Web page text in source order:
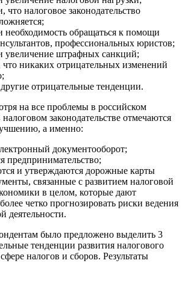
что налоговое законодательство
необходимость обращаться к помощи
профессиональных юристов;
увеличение штрафных санкций;
что никаких отрицательных изменений
отрицательные тенденции.
на все проблемы в российском
налоговом законодательстве отмечаются
а именно:
документооборот;
предпринимательство;
и утверждаются дорожные карты
связанные с развитием налоговой
в целом, которые дают
четко прогнозировать риски ведения
деятельности.
было предложено выделить 3
тенденции развития налогового
налогов и сборов. Результаты